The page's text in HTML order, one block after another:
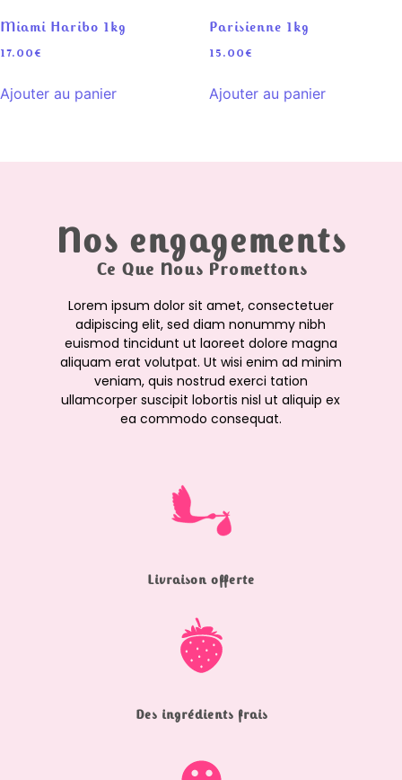
Miami Haribo 1kg
17.00€
Ajouter au panier
Parisienne 1kg
15.00€
Ajouter au panier
Nos engagements
Ce Que Nous Promettons
Lorem ipsum dolor sit amet, consectetuer
adipiscing elit, sed diam nonummy nibh
euismod tincidunt ut laoreet dolore magna
aliquam erat volutpat. Ut wisi enim ad minim
veniam, quis nostrud exerci tation
ullamcorper suscipit lobortis nisl ut aliquip ex
ea commodo consequat.
Livraison offerte
Des ingrédients frais